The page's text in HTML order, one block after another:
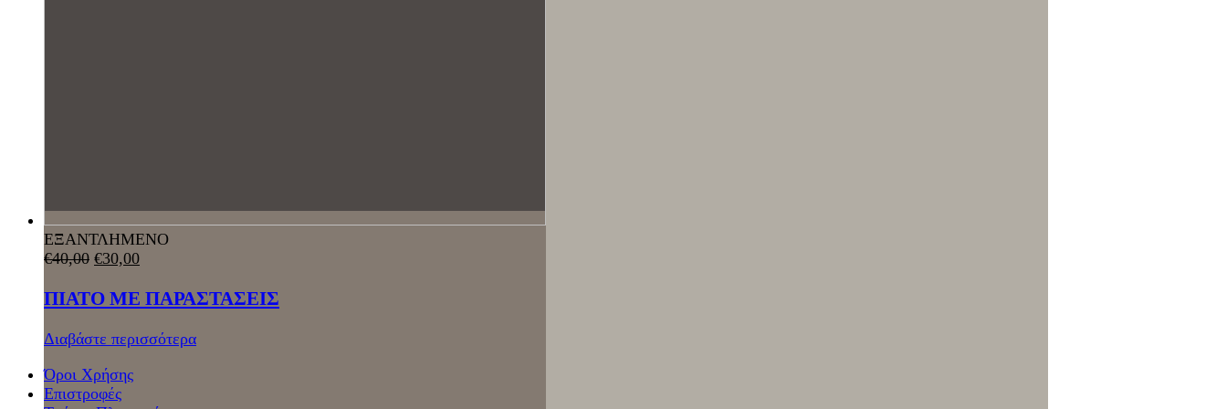
ΕΞΑΝΤΛΗΜΕΝΟ
€40,00 €30,00
ΠΙΑΤΟ ΜΕ ΠΑΡΑΣΤΑΣΕΙΣ
Διαβάστε περισσότερα
Όροι Χρήσης
Επιστροφές